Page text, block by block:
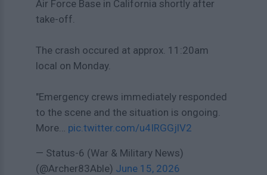
Air Force Base in California shortly after
take-off.
The crash occured at approx. 11:20am
local on Monday.
"Emergency crews immediately responded
to the scene and the situation is ongoing.
More… pic.twitter.com/u4IRGGjlV2
— Status-6 (War & Military News)
(@Archer83Able) June 15, 2026